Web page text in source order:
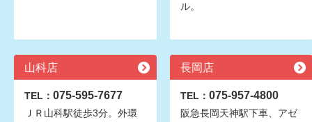
ル。
山科店
TEL： 075-595-7677
ＪＲ山科駅徒歩3分。外環
長岡店
TEL： 075-957-4800
阪急長岡天神駅下車、アゼ